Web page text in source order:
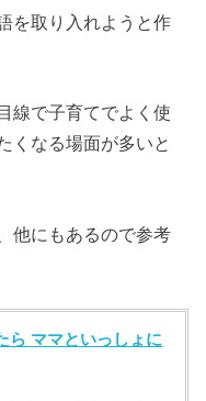
を取り入れようと作
線で子育てでよく使
くなる場面が多いと
他にもあるので参考
ら ママといっしょに